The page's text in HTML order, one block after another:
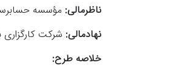
ناظرمالی: مؤسسه
نهادمالی: شرکت
خلاصه طرح: